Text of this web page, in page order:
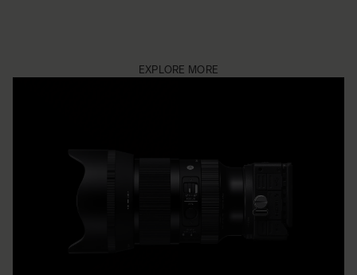
EXPLORE MORE